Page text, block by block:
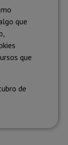
que
que
de